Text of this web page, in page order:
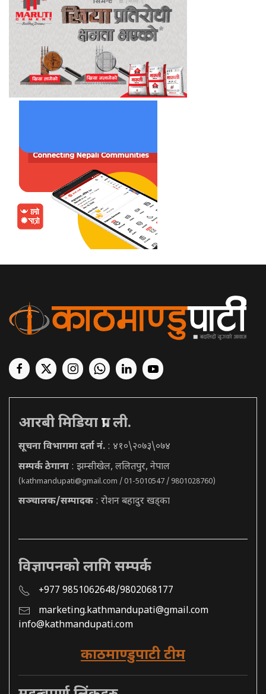
आरबी मिडिया प्रा. ली.
सूचना विभागमा दर्ता नं. : ४१०\२०७३\०७४
सम्पर्क ठेगाना : झम्सीखेल, ललितपुर, नेपाल
(kathmandupati@gmail.com / 01-5010547 / 9801028760)
सञ्चालक/सम्पादक : रोशन बहादुर खड्का
विज्ञापनको लागि सम्पर्क
+977 9851062648/9802068177
marketing.kathmandupati@gmail.com
info@kathmandupati.com
काठमाण्डुपाटी टीम